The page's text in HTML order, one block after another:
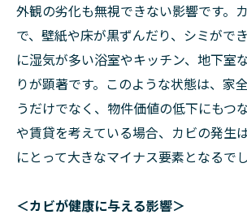
外観の劣化も無視できない影響です。
で、壁紙や床が黒ずんだり、シミがで
に湿気が多い浴室やキッチン、地下室
りが顕著です。このような状態は、家
うだけでなく、物件価値の低下にもつ
や賃貸を考えている場合、カビの発生
にとって大きなマイナス要素となるでし
＜カビが健康に与える影響＞